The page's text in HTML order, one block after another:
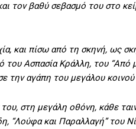
τον βαθύ σεβασμό του στο
και πίσω από τη σκηνή, ως
του Ασπασία Κράλλη, του
την αγάπη του μεγάλου
στη μεγάλη οθόνη, κάθε
“Λούφα και Παραλλαγή” του